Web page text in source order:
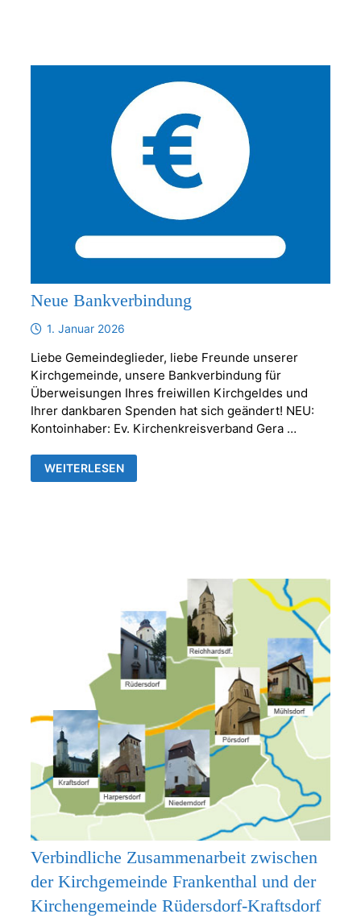
Neue Bankverbindung
1. Januar 2026
Liebe Gemeindeglieder, liebe Freunde unserer
Kirchgemeinde, unsere Bankverbindung für
Überweisungen Ihres freiwillen Kirchgeldes und
Ihrer dankbaren Spenden hat sich geändert! NEU:
Kontoinhaber: Ev. Kirchenkreisverband Gera …
NEUE
BANKVERBINDUNG
WEITERLESEN
Verbindliche Zusammenarbeit zwischen
der Kirchgemeinde Frankenthal und der
Kirchengemeinde Rüdersdorf-Kraftsdorf